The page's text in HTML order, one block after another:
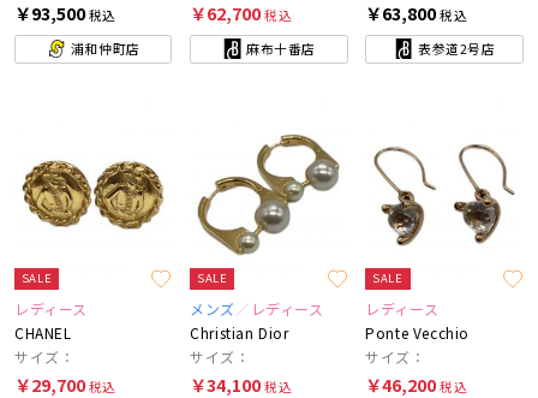
￥93,500税込
浦和仲町店
￥62,700税込
麻布十番店
￥63,800税込
表参道2号店
SALE
レディース
CHANEL
サイズ：
￥29,700税込
SALE
メンズ
レディース
Christian Dior
サイズ：
￥34,100税込
SALE
レディース
Ponte Vecchio
サイズ：
￥46,200税込